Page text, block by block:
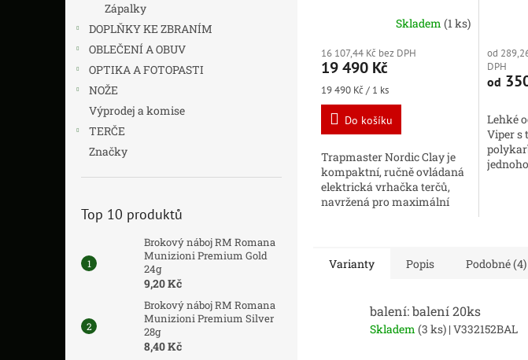
Zápalky
DOPLŇKY KE ZBRANÍM
OBLEČENÍ A OBUV
OPTIKA A FOTOPASTI
NOŽE
Výprodej a komise
TERČE
Značky
Top 10 produktů
Brokový náboj RM Romana
Munizioni Premium Gold
24g
9,20 Kč
Brokový náboj RM Romana
Munizioni Premium Silver
28g
8,40 Kč
Skladem (1 ks)
16 107,44 Kč bez DPH
19 490 Kč
Měrná
cena:
19 490 Kč / 1 ks
Do košíku
Trapmaster Nordic Clay je
kompaktní, ručně ovládaná
elektrická vrhačka terčů,
navržená pro maximální
od
DPH
od
Lehké
Viper s
Varianty Popis Podobné (4)
balení: balení 20ks
Skladem (3 ks) | V332152BAL